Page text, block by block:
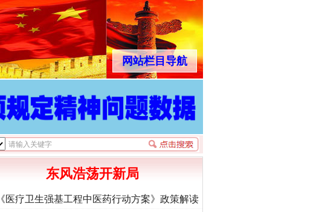
网站栏目导航
东风浩荡开新局
《医疗卫生强基工程中医药行动方案》政策解读